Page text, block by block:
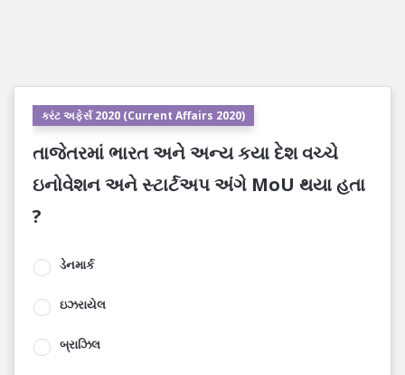
કરંટ અફેર્સ 2020 (Current Affairs 2020)
તાજેતરમાં ભારત અને અન્ય કયા દેશ વચ્ચે
ઇનોવેશન અને સ્ટાર્ટઅપ અંગે MoU થયા હતા
?
ડેનમાર્ક
ઇઝરાયેલ
બ્રાઝિલ